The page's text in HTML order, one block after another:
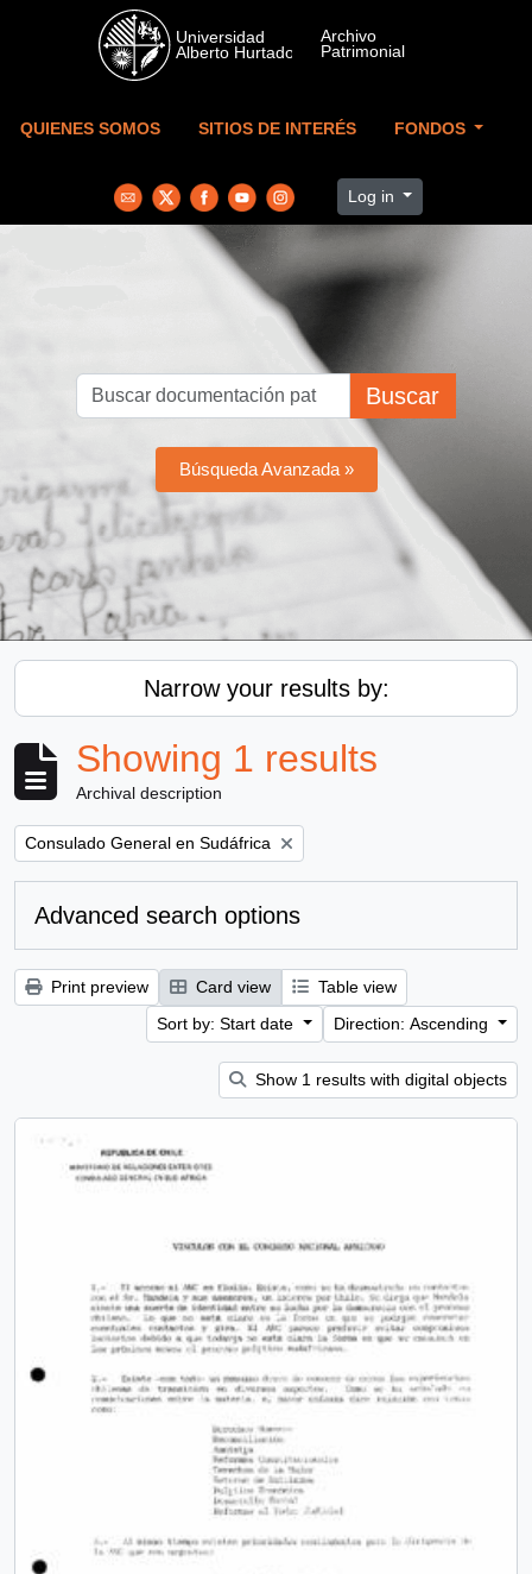
Skip to main content
QUIENES SOMOS SITIOS DE INTERÉS FONDOS
Log in
Buscar
Búsqueda Avanzada »
Narrow your results by:
Showing 1 results
Archival description
Remove filter:
Consulado General en Sudáfrica
Advanced search options
Print preview Card view
Table view
Sort by: Start date
Direction: Ascending
Show 1 results with digital objects